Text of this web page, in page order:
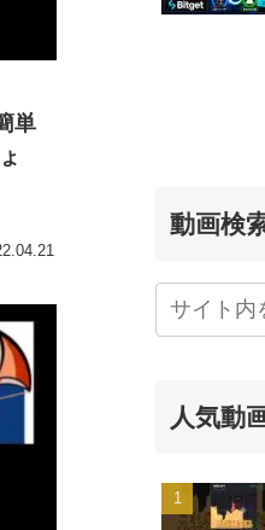
単
動画検
人気動